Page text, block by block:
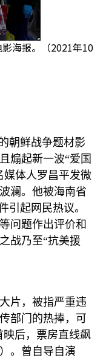
海报。（2021年10
朝鲜战争题材影
煽起新一波“爱国
媒体人罗昌平发微
澜。他被海南省
引起网民热议。
问题作出评价和
战乃至“抗美援
片，被指严重违
部门的热捧，可
映后，票房直线飙
。曾自导自演